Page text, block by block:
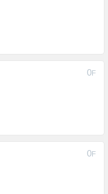
0F
0F